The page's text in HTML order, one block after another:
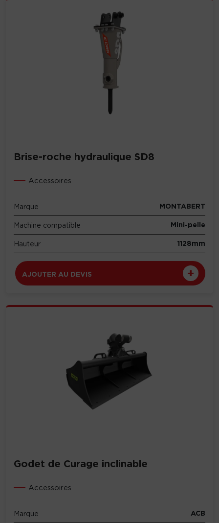
Brise-roche hydraulique SD8
Accessoires
Marque MONTABERT
Machine compatible Mini-pelle
Hauteur 1128mm
AJOUTER AU DEVIS
Godet de Curage inclinable
Accessoires
Marque ACB